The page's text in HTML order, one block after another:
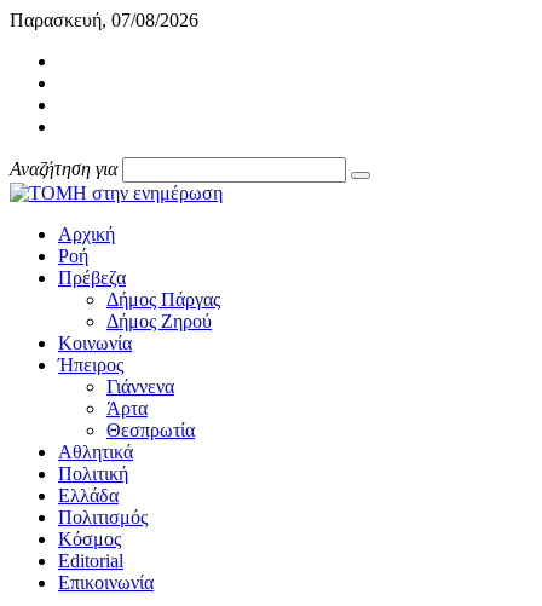
Παρασκευή, 07/08/2026
Αναζήτηση για
Αρχική
Ροή
Πρέβεζα
Δήμος Πάργας
Δήμος Ζηρού
Κοινωνία
Ήπειρος
Γιάννενα
Άρτα
Θεσπρωτία
Αθλητικά
Πολιτική
Ελλάδα
Πολιτισμός
Κόσμος
Editorial
Επικοινωνία